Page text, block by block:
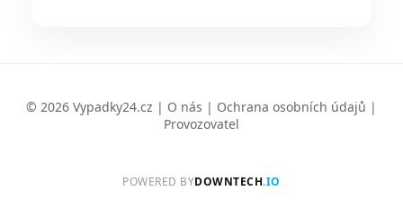
© 2026 Vypadky24.cz | O nás | Ochrana osobních údajů |
Provozovatel
POWERED BYDOWNTECH.IO